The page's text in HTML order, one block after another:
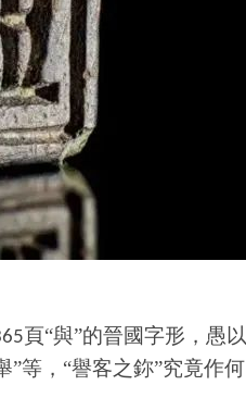
頁“與”的晉國字形， 愚以
”等，“譽客之鉨”究竟作何